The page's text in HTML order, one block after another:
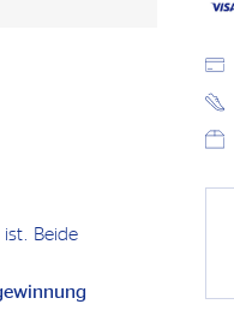
ist. Beide